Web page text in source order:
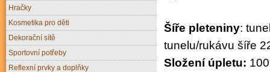
Šíře pleteniny:
tunelu/rukávu šíře
Složení úpletu:
Hračky
Kosmetika pro děti
Dekorační sítě
Sportovní potřeby
Reflexní prvky a doplňky